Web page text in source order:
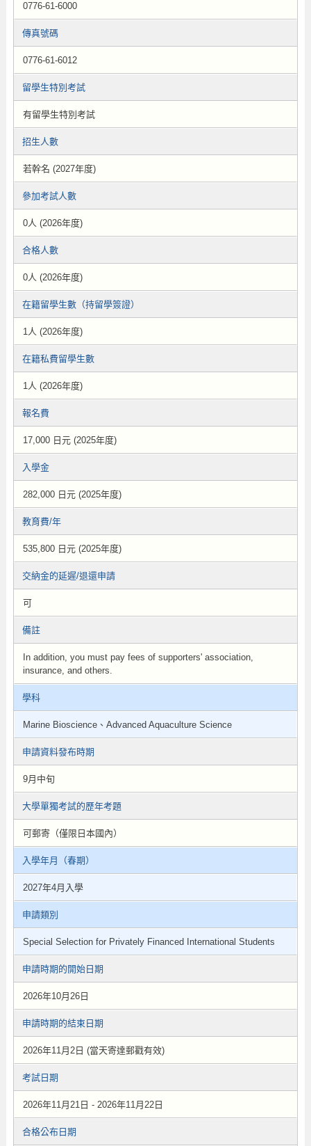
0776-61-6000
傳真號碼
0776-61-6012
留學生特別考試
有留學生特別考試
招生人數
若幹名 (2027年度)
參加考試人數
0人 (2026年度)
合格人數
0人 (2026年度)
在籍留學生數（持留學簽證）
1人 (2026年度)
在籍私費留學生數
1人 (2026年度)
報名費
17,000 日元 (2025年度)
入學金
282,000 日元 (2025年度)
教育費/年
535,800 日元 (2025年度)
交納金的延遲/退還申請
可
備註
In addition, you must pay fees of supporters' association,
insurance, and others.
學科
Marine Bioscience、Advanced Aquaculture Science
申請資料發布時期
9月中旬
大學單獨考試的歷年考題
可郵寄（僅限日本國內）
入學年月（春期）
2027年4月入學
申請類別
Special Selection for Privately Financed International Students
申請時期的開始日期
2026年10月26日
申請時期的結束日期
2026年11月2日 (當天寄達郵戳有效)
考試日期
2026年11月21日 - 2026年11月22日
合格公布日期